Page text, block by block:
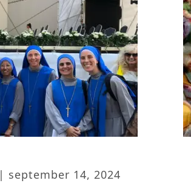
| september 14, 2024